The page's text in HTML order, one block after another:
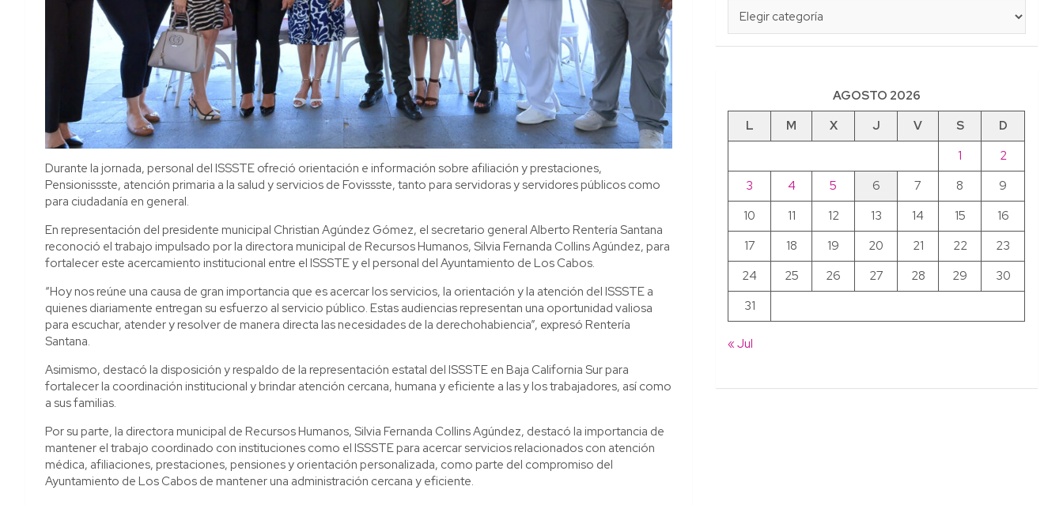
Durante la jornada, personal del ISSSTE ofreció orientación e información sobre afiliación y prestaciones,
Pensionissste, atención primaria a la salud y servicios de Fovissste, tanto para servidoras y servidores públicos como
para ciudadanía en general.
En representación del presidente municipal Christian Agúndez Gómez, el secretario general Alberto Rentería Santana
reconoció el trabajo impulsado por la directora municipal de Recursos Humanos, Silvia Fernanda Collins Agúndez, para
fortalecer este acercamiento institucional entre el ISSSTE y el personal del Ayuntamiento de Los Cabos.
“Hoy nos reúne una causa de gran importancia que es acercar los servicios, la orientación y la atención del ISSSTE a
quienes diariamente entregan su esfuerzo al servicio público. Estas audiencias representan una oportunidad valiosa
para escuchar, atender y resolver de manera directa las necesidades de la derechohabiencia”, expresó Rentería
Santana.
Asimismo, destacó la disposición y respaldo de la representación estatal del ISSSTE en Baja California Sur para
fortalecer la coordinación institucional y brindar atención cercana, humana y eficiente a las y los trabajadores, así como
a sus familias.
Por su parte, la directora municipal de Recursos Humanos, Silvia Fernanda Collins Agúndez, destacó la importancia de
mantener el trabajo coordinado con instituciones como el ISSSTE para acercar servicios relacionados con atención
médica, afiliaciones, prestaciones, pensiones y orientación personalizada, como parte del compromiso del
Ayuntamiento de Los Cabos de mantener una administración cercana y eficiente.
AGOSTO 2026
L
M X J V S
D
1
2
3
4 5 6 7 8
9
10
11 12 13 14 15
16
17
18 19 20 21 22
23
24
25 26 27 28 29
30
31
« Jul